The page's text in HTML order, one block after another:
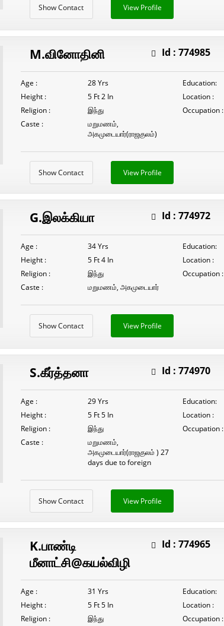
Show Contact View Profile
M.வினோதினி Id :774985
Age :
28 Yrs
Height :
5 Ft 2 In
Religion :
இந்து
Caste :
மறுமணம்,
அகமுடையார்(ராஜகுலம்)
Education:
Location :
Occupation :
Show Contact View Profile
G.இலக்கியா Id :774972
Age :
34 Yrs
Height :
5 Ft 4 In
Religion :
இந்து
Caste :
மறுமணம், அகமுடையார்
Education:
Location :
Occupation :
Show Contact View Profile
S.கீர்த்தனா Id :774970
Age :
29 Yrs
Height :
5 Ft 5 In
Religion :
இந்து
Caste :
மறுமணம்,
அகமுடையார்(ராஜகுலம் ) 27
days due to foreign
Education:
Location :
Occupation :
Show Contact View Profile
K.பாண்டி
மீனாட்சி@கயல்விழி
Id :774965
Age :
31 Yrs
Height :
5 Ft 5 In
Religion :
இந்து
Education:
Location :
Occupation :